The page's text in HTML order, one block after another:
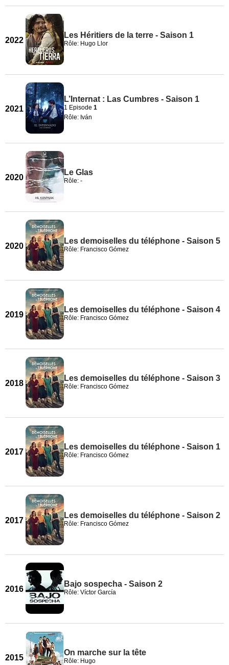
2022
Les Héritiers de la terre - Saison 1
Rôle: Hugo Llor
2021
L’Internat : Las Cumbres - Saison 1
1 Episode 1
Rôle: Iván
2020
Le Glas
Rôle: -
2020
Les demoiselles du téléphone - Saison 5
Rôle: Francisco Gómez
2019
Les demoiselles du téléphone - Saison 4
Rôle: Francisco Gómez
2018
Les demoiselles du téléphone - Saison 3
Rôle: Francisco Gómez
2017
Les demoiselles du téléphone - Saison 1
Rôle: Francisco Gómez
2017
Les demoiselles du téléphone - Saison 2
Rôle: Francisco Gómez
2016
Bajo sospecha - Saison 2
Rôle: Víctor García
2015
On marche sur la tête
Rôle: Hugo